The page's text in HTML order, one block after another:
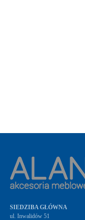
SIEDZIBA GŁÓWNA
ul. Inwalidów 51